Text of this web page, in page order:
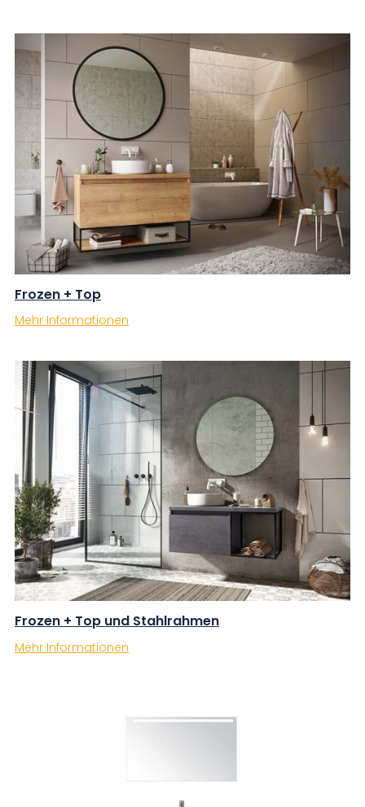
Frozen + Top
Mehr Informationen
Frozen + Top und Stahlrahmen
Mehr Informationen